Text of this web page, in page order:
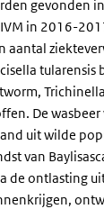
gevonden
in 2016-
aantal
tularensis
De
uit wilde
van
de ontlasting